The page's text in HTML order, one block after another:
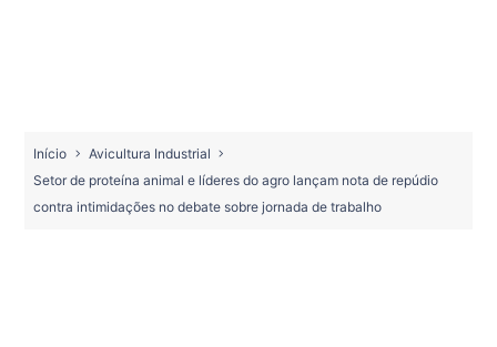
Início
Avicultura Industrial
Setor de proteína animal e líderes do agro lançam nota de repúdio
contra intimidações no debate sobre jornada de trabalho